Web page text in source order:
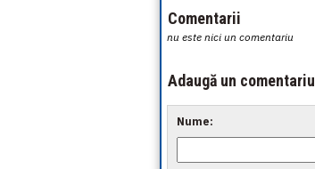
Comentarii
nu este nici un comentariu
Adaugă un comentariu
Nume: